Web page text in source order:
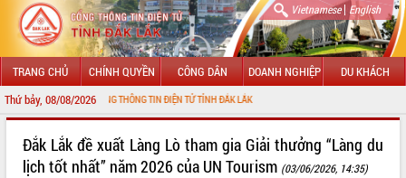
Vietnamese| English
TRANG CHỦ CHÍNH QUYỀN CÔNG DÂN DOANH NGHIỆP DU KHÁCH
Thứ bảy, 08/08/2026
ĐẾN VỚI CỔNG THÔNG TIN ĐIỆN TỬ TỈNH ĐẮK LẮK
GIỚI THIỆU
LÃNH ĐẠO UBND TỈNH
Đắk Lắk đề xuất Làng Lò tham gia Giải thưởng “Làng du
lịch tốt nhất” năm 2026 của UN Tourism (03/06/2026, 14:35)